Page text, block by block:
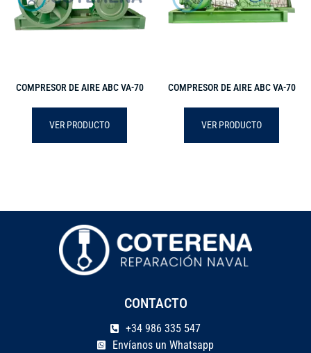
COMPRESOR DE AIRE ABC VA-70
VER PRODUCTO
COMPRESOR DE AIRE ABC VA-70
VER PRODUCTO
CONTACTO
+34 986 335 547
Envíanos un Whatsapp